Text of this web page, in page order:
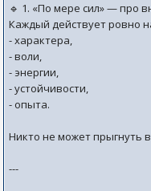
🔹 1. «По мере сил» — про
Каждый действует ровно
- характера,
- воли,
- энергии,
- устойчивости,
- опыта.
Никто не может прыгнуть
---